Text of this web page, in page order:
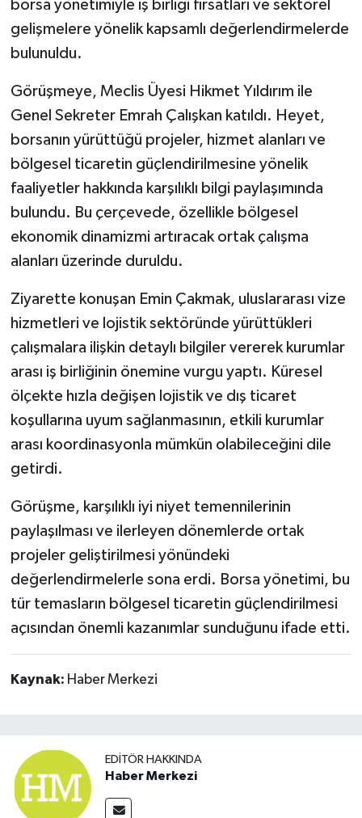
borsa yönetimiyle iş birliği fırsatları ve sektörel
gelişmelere yönelik kapsamlı değerlendirmelerde
bulunuldu.
Görüşmeye, Meclis Üyesi Hikmet Yıldırım ile
Genel Sekreter Emrah Çalışkan katıldı. Heyet,
borsanın yürüttüğü projeler, hizmet alanları ve
bölgesel ticaretin güçlendirilmesine yönelik
faaliyetler hakkında karşılıklı bilgi paylaşımında
bulundu. Bu çerçevede, özellikle bölgesel
ekonomik dinamizmi artıracak ortak çalışma
alanları üzerinde duruldu.
Ziyarette konuşan Emin Çakmak, uluslararası vize
hizmetleri ve lojistik sektöründe yürüttükleri
çalışmalara ilişkin detaylı bilgiler vererek kurumlar
arası iş birliğinin önemine vurgu yaptı. Küresel
ölçekte hızla değişen lojistik ve dış ticaret
koşullarına uyum sağlanmasının, etkili kurumlar
arası koordinasyonla mümkün olabileceğini dile
getirdi.
Görüşme, karşılıklı iyi niyet temennilerinin
paylaşılması ve ilerleyen dönemlerde ortak
projeler geliştirilmesi yönündeki
değerlendirmelerle sona erdi. Borsa yönetimi, bu
tür temasların bölgesel ticaretin güçlendirilmesi
açısından önemli kazanımlar sunduğunu ifade etti.
Kaynak: Haber Merkezi
EDITÖR HAKKINDA
Haber Merkezi